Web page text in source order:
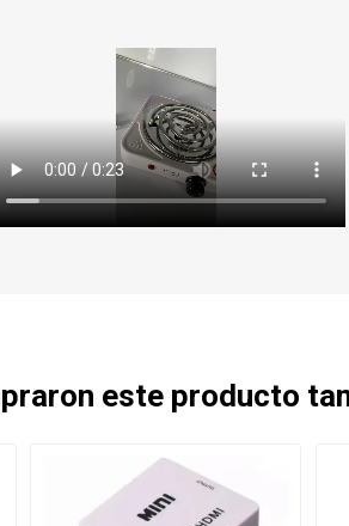
este producto